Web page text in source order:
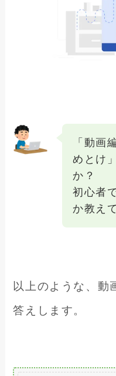
「動画
めとけ
か？
初心者
か教え
以上のような、動
答えします。